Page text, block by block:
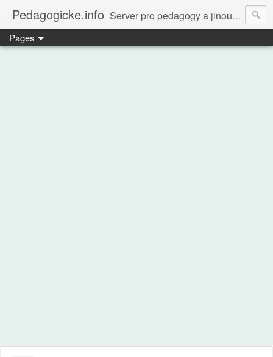
Pedagogicke.info Server pro pedagogy a jinou zvířenu
Pages